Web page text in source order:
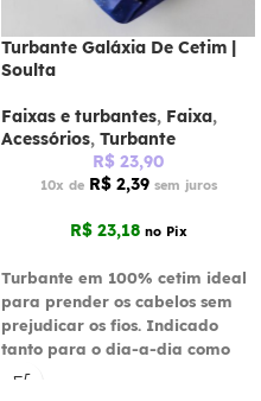
Turbante Galáxia De Cetim |
Soulta
Faixas e turbantes, Faixa,
Acessórios, Turbante
R$ 23,90
10x de R$2,39 sem juros
R$23,18 no Pix
Turbante em 100% cetim ideal
para prender os cabelos sem
prejudicar os fios. Indicado
tanto para o dia-a-dia como
para dormir com os cabelos